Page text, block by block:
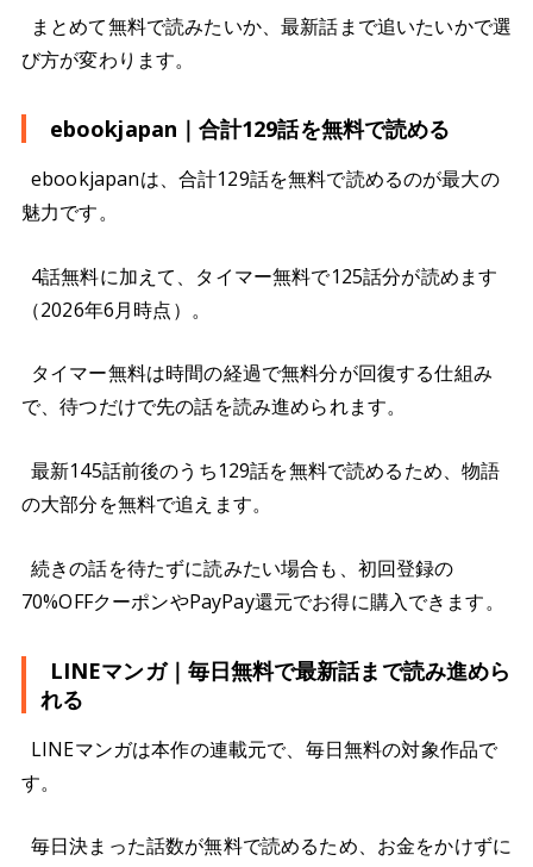
まとめて無料で読みたいか、最新話まで追いたいかで選
び方が変わります。
ebookjapan｜合計129話を無料で読める
ebookjapanは、合計129話を無料で読めるのが最大の
魅力です。
4話無料に加えて、タイマー無料で125話分が読めます
（2026年6月時点）。
タイマー無料は時間の経過で無料分が回復する仕組み
で、待つだけで先の話を読み進められます。
最新145話前後のうち129話を無料で読めるため、物語
の大部分を無料で追えます。
続きの話を待たずに読みたい場合も、初回登録の
70%OFFクーポンやPayPay還元でお得に購入できます。
LINEマンガ｜毎日無料で最新話まで読み進めら
れる
LINEマンガは本作の連載元で、毎日無料の対象作品で
す。
毎日決まった話数が無料で読めるため、お金をかけずに